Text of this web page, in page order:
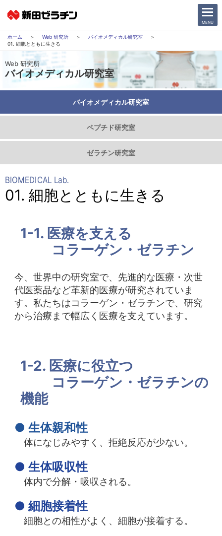
CLOSE
MENU
Web 研究所
バイオメディカル研究室
01. 細胞とともに生きる
01. 細胞とともに生きる
1-1. 医療を支える
コラーゲン・ゼラチン
今、世界中の研究室で、先進的な医療・次世
代医薬品など革新的医療が研究されていま
す。私たちはコラーゲン・ゼラチンで、研究
から治療まで幅広く医療を支えています。
1-2. 医療に役立つ
コラーゲン・ゼラチンの
機能
● 生体親和性
体になじみやすく、拒絶反応が少ない。
● 生体吸収性
体内で分解・吸収される。
● 細胞接着性
細胞との相性がよく、細胞が接着する。
ニュース一覧
会社情報
サステナビリティ
事業紹介
IR情報
中文
Web 研究所
バイオメディカル研究室
バイオメディカル研究室
ペプチド研究室
ゼラチン研究室
BIOMEDICAL Lab.